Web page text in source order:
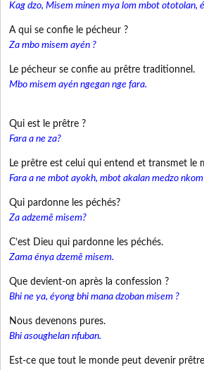
Kag dzo, Misem minen mya lom mbot ototolan,
A qui se confie le pécheur ?
Za mbo misem ayén ?
Le pécheur se confie au prêtre traditionnel.
Mbo misem ayén ngegan nge fara.
Qui est le prêtre ?
Fara a ne za?
Le prêtre est celui qui entend et transmet le
Fara a ne mbot ayokh, mbot akalan medzo
Qui pardonne les péchés?
Za adzemê misem?
C’est Dieu qui pardonne les péchés.
Zama énya dzemê misem.
Que devient-on après la confession ?
Bhi ne ya, éyong bhi mana dzoban misem ?
Nous devenons pures.
Bhi asoughelan nfuban.
Est-ce que tout le monde peut devenir